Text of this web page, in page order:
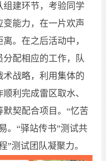
建环节，考验同学
能力，在一片欢声
。在之后活动中，
配相应的工作，队
术战略，利用集体的
利完成雷区取水、
契配合项目。“忆苦
。“驿站传书”测试共
”测试团队凝聚力。